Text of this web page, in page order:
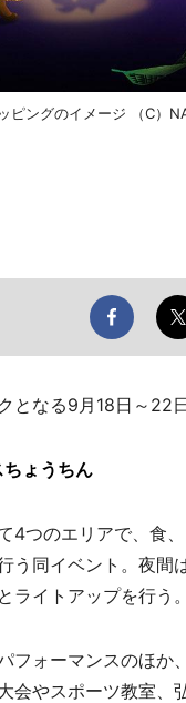
ピングのイメージ （C）
なる9月18日～22
ょうちん
4つのエリアで、食
う同イベント。夜間
ライトアップを行う。
ォーマンスのほか
会やスポーツ教室